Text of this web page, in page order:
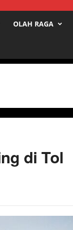
OLAH RAGA
di Tol